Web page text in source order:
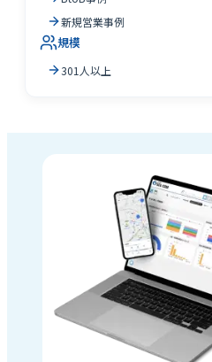
新規営業事例
規模
301人以上